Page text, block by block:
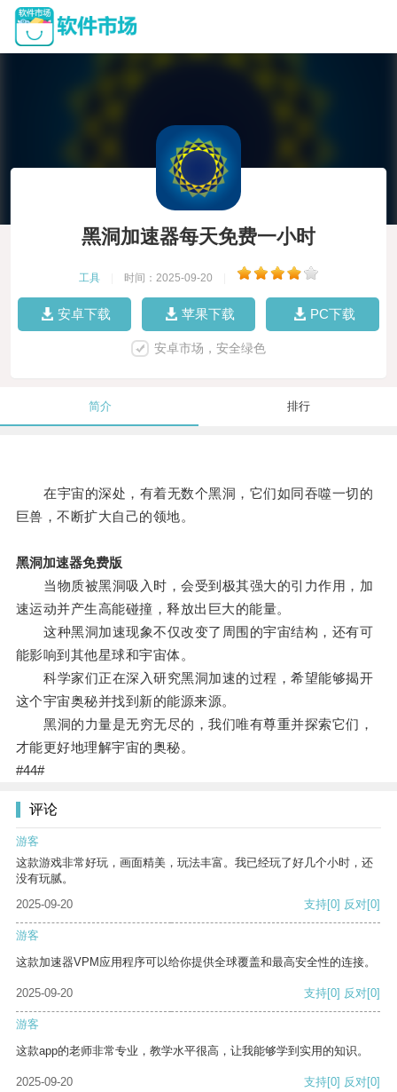
黑洞加速器每天免费一小时
工具 时间：2025-09-20
安卓下载 苹果下载 PC下载
安卓市场，安全绿色
简介 排行
在宇宙的深处，有着无数个黑洞，它们如同吞噬一切的
巨兽，不断扩大自己的领地。
黑洞加速器免费版
当物质被黑洞吸入时，会受到极其强大的引力作用，加
速运动并产生高能碰撞，释放出巨大的能量。
这种黑洞加速现象不仅改变了周围的宇宙结构，还有可
能影响到其他星球和宇宙体。
科学家们正在深入研究黑洞加速的过程，希望能够揭开
这个宇宙奥秘并找到新的能源来源。
黑洞的力量是无穷无尽的，我们唯有尊重并探索它们，
才能更好地理解宇宙的奥秘。
#44#
评论
游客
这款游戏非常好玩，画面精美，玩法丰富。我已经玩了好几个小时，还
没有玩腻。
2025-09-20
支持[0] 反对[0]
游客
这款加速器VPM应用程序可以给你提供全球覆盖和最高安全性的连接。
2025-09-20 支持[0] 反对[0]
游客
这款app的老师非常专业，教学水平很高，让我能够学到实用的知识。
2025-09-20 支持[0] 反对[0]